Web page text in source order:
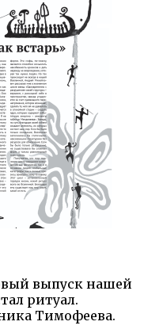
выпуск нашей
ритуал.
Тимофеева.